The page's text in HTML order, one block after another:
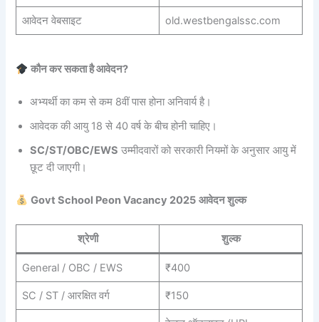
आवेदन वेबसाइट old.westbengalssc.com
कौन कर सकता है आवेदन?
अभ्यर्थी का कम से कम 8वीं पास होना अनिवार्य है।
आवेदक की आयु 18 से 40 वर्ष के बीच होनी चाहिए।
SC/ST/OBC/EWS उम्मीदवारों को सरकारी नियमों के अनुसार आयु में
छूट दी जाएगी।
Govt School Peon Vacancy 2025 आवेदन शुल्क
श्रेणी शुल्क
General / OBC / EWS ₹400
SC / ST / आरक्षित वर्ग ₹150